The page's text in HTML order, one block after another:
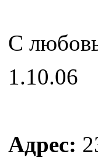
С
1.10.06
Адрес: